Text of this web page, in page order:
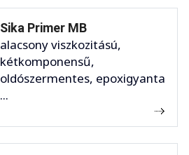
Sika Primer MB
alacsony viszkozitású,
kétkomponensű,
oldószermentes, epoxigyanta
...